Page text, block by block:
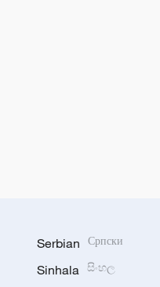
Serbian Српски
Sinhala සිංහල